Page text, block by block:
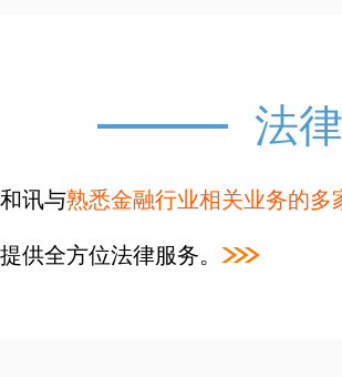
法
和讯与熟悉金融行业相关业务的多
提供全方位法律服务。